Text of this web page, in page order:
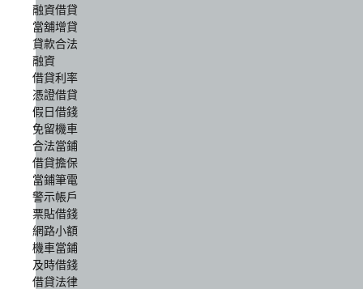
融資借貸
當舖增貸
貸款合法
融資
借貸利率
憑證借貸
假日借錢
免留機車
合法當鋪
借貸擔保
當鋪筆電
警示帳戶
票貼借錢
網路小額
機車當鋪
及時借錢
借貸法律